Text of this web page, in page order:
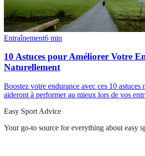
Entraînement6 min
10 Astuces pour Améliorer Votre
Naturellement
Boostez votre endurance avec ces 10 astuces
aideront à performer au mieux lors de vos
Easy Sport Advice
Your go-to source for everything about easy